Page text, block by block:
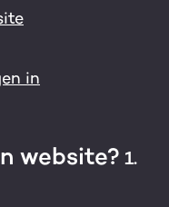
in
website? 1.